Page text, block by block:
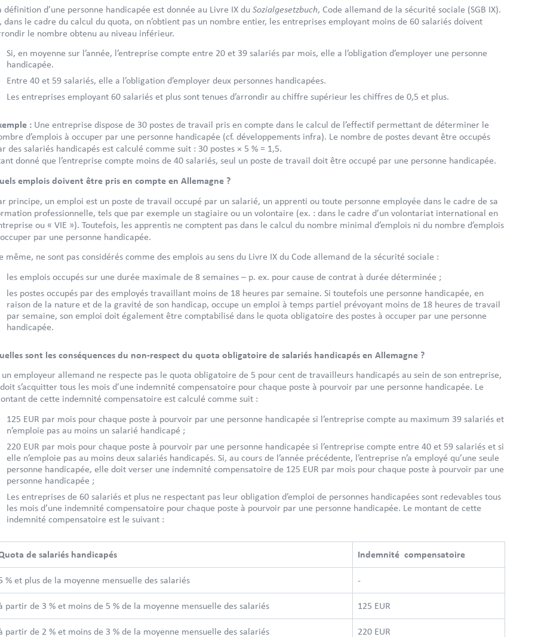
définition d’une personne handicapée est donnée au Livre IX du Sozialgesetzbuch, Code allemand de la sécurité sociale (SGB IX).
dans le cadre du calcul du quota, on n’obtient pas un nombre entier, les entreprises employant moins de 60 salariés doivent
le nombre obtenu au niveau inférieur.
Si, en moyenne sur l’année, l’entreprise compte entre 20 et 39 salariés par mois, elle a l’obligation d’employer une personne
handicapée.
Entre 40 et 59 salariés, elle a l’obligation d’employer deux personnes handicapées.
Les entreprises employant 60 salariés et plus sont tenues d’arrondir au chiffre supérieur les chiffres de 0,5 et plus.
: Une entreprise dispose de 30 postes de travail pris en compte dans le calcul de l’effectif permettant de déterminer le
d’emplois à occuper par une personne handicapée (cf. développements infra). Le nombre de postes devant être occupés
des salariés handicapés est calculé comme suit : 30 postes × 5 % = 1,5.
donné que l’entreprise compte moins de 40 salariés, seul un poste de travail doit être occupé par une personne handicapée.
emplois doivent être pris en compte en Allemagne ?
principe, un emploi est un poste de travail occupé par un salarié, un apprenti ou toute personne employée dans le cadre de sa
professionnelle, tels que par exemple un stagiaire ou un volontaire (ex. : dans le cadre d’un volontariat international en
ou « VIE »). Toutefois, les apprentis ne comptent pas dans le calcul du nombre minimal d’emplois ni du nombre d’emplois
par une personne handicapée.
même, ne sont pas considérés comme des emplois au sens du Livre IX du Code allemand de la sécurité sociale :
les emplois occupés sur une durée maximale de 8 semaines – p. ex. pour cause de contrat à durée déterminée ;
les postes occupés par des employés travaillant moins de 18 heures par semaine. Si toutefois une personne handicapée, en
raison de la nature et de la gravité de son handicap, occupe un emploi à temps partiel prévoyant moins de 18 heures de travail
par semaine, son emploi doit également être comptabilisé dans le quota obligatoire des postes à occuper par une personne
handicapée.
sont les conséquences du non-respect du quota obligatoire de salariés handicapés en Allemagne ?
un employeur allemand ne respecte pas le quota obligatoire de 5 pour cent de travailleurs handicapés au sein de son entreprise,
s’acquitter tous les mois d’une indemnité compensatoire pour chaque poste à pourvoir par une personne handicapée. Le
de cette indemnité compensatoire est calculé comme suit :
125 EUR par mois pour chaque poste à pourvoir par une personne handicapée si l’entreprise compte au maximum 39 salariés et
n’emploie pas au moins un salarié handicapé ;
220 EUR par mois pour chaque poste à pourvoir par une personne handicapée si l’entreprise compte entre 40 et 59 salariés et si
elle n’emploie pas au moins deux salariés handicapés. Si, au cours de l’année précédente, l’entreprise n’a employé qu’une seule
personne handicapée, elle doit verser une indemnité compensatoire de 125 EUR par mois pour chaque poste à pourvoir par une
personne handicapée ;
Les entreprises de 60 salariés et plus ne respectant pas leur obligation d’emploi de personnes handicapées sont redevables tous
les mois d’une indemnité compensatoire pour chaque poste à pourvoir par une personne handicapée. Le montant de cette
indemnité compensatoire est le suivant :
de salariés handicapés Indemnité compensatoire
% et plus de la moyenne mensuelle des salariés -
partir de 3 % et moins de 5 % de la moyenne mensuelle des salariés 125 EUR
partir de 2 % et moins de 3 % de la moyenne mensuelle des salariés 220 EUR